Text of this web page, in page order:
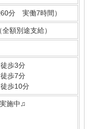
分 実働7時間）
額別途支給）
3分
7分
歩10分
施中♫